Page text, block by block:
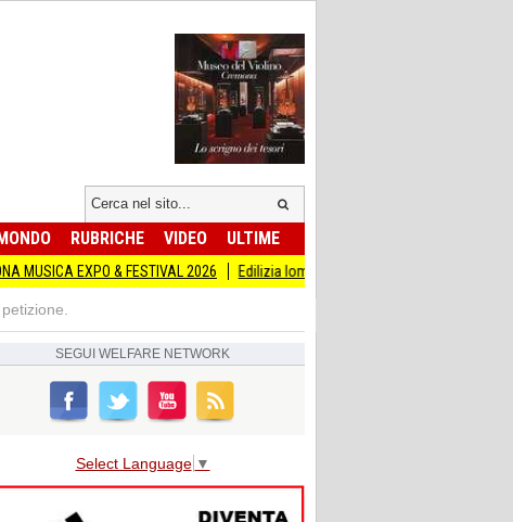
RUBRICHE VIDEO ULTIME
EXPO & FESTIVAL 2026 Edilizia lombarda, CNA: Con l’incertezza geopolitica,
SEGUI WELFARE NETWORK
Select Language ▼